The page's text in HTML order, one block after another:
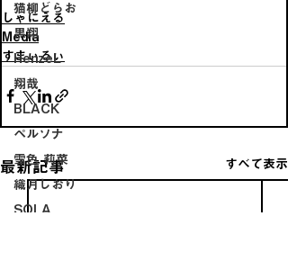
猫柳どらお
黒翔
HenzeL
翔哉
BLACK
ペルソナ
雪色 莉菜
織月しおり
SOLA
しゃにえる
Media
すまぃるぃ
最新記事 すべて表示